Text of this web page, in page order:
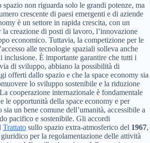
non riguarda solo le grandi potenze, ma
crescente di paesi emergenti e di aziende
è un settore in rapida crescita, con un
la creazione di posti di lavoro, l’innovazione
economico. Tuttavia, la competizione per le
alle tecnologie spaziali solleva anche
inclusione. È importante garantire che tutti i
di sviluppo, abbiano la possibilità di
offerti dallo spazio e che la space economy sia
lo sviluppo sostenibile e la riduzione
cooperazione internazionale è fondamentale
le opportunità della space economy e per
sia un bene comune dell’umanità, accessibile a
pacifico e sostenibile. Gli accordi
Trattato sullo spazio extra-atmosferico del 1967,
per la regolamentazione delle attività